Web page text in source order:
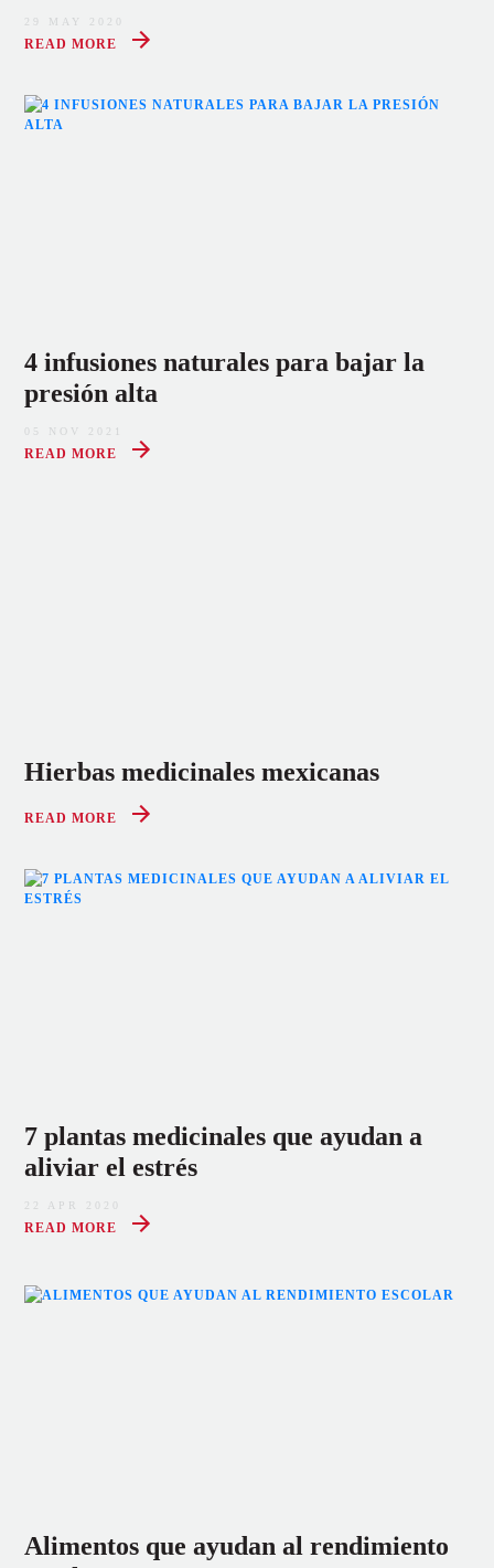
29 MAY 2020
READ MORE
4 infusiones naturales para bajar la
presión alta
05 NOV 2021
READ MORE
Hierbas medicinales mexicanas
READ MORE
7 plantas medicinales que ayudan a
aliviar el estrés
22 APR 2020
READ MORE
Alimentos que ayudan al rendimiento